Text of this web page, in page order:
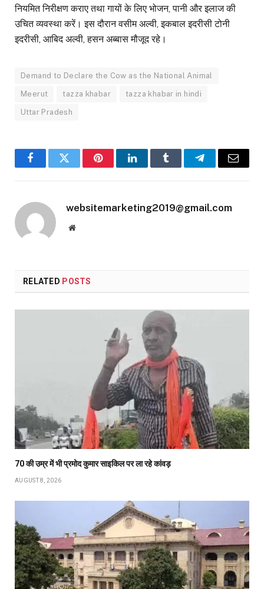
नियमित निरीक्षण कराए तथा गायों के लिए भोजन, पानी और इलाज की
उचित व्यवस्था करें। इस दौरान वसीम अल्वी, इकबाल इदरीसी टोनी
इदरीसी, आबिद अल्वी, हसन अब्बास मौजूद रहे।
Demand to Declare the Cow as the National Animal
Meerut tazza khabar tazza khabar in hindi
Uttar Pradesh
FacebookTwitter PinterestLinkedInTumblr TelegramEmail
websitemarketing2019@gmail.com
Website
RELATED POSTS
70 की उम्र में भी प्रमोद कुमार साइकिल पर ला रहे कांवड़
AUGUST 8, 2026